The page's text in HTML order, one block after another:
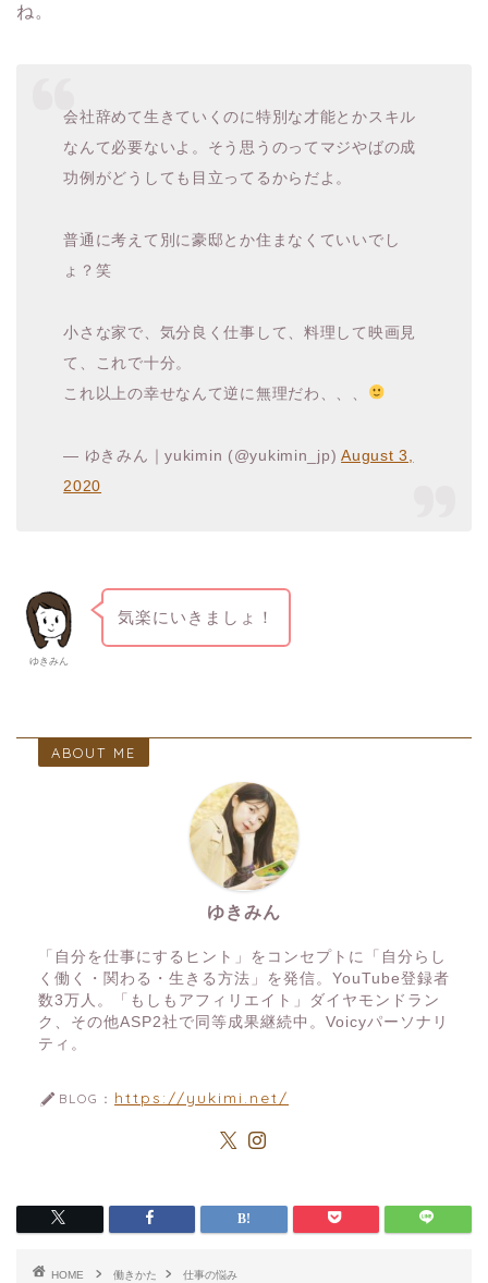
ね。
会社辞めて生きていくのに特別な才能とかスキル
なんて必要ないよ。そう思うのってマジやばの成
功例がどうしても目立ってるからだよ。
普通に考えて別に豪邸とか住まなくていいでし
ょ？笑
小さな家で、気分良く仕事して、料理して映画見
て、これで十分。
これ以上の幸せなんて逆に無理だわ、、、
— ゆきみん｜yukimin (@yukimin_jp)August 3,
2020
ゆきみん
気楽にいきましょ！
ABOUT ME
ゆきみん
「自分を仕事にするヒント」をコンセプトに「自分らし
く働く・関わる・生きる方法」を発信。YouTube登録者
数3万人。「もしもアフィリエイト」ダイヤモンドラン
ク、その他ASP2社で同等成果継続中。Voicyパーソナリ
ティ。
BLOG： https://yukimi.net/
HOME 働きかた
仕事の悩み